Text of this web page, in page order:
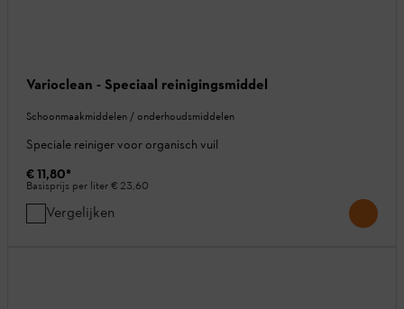
Varioclean - Speciaal reinigingsmiddel
Schoonmaakmiddelen / onderhoudsmiddelen
Speciale reiniger voor organisch vuil
€ 11,80*
Basisprijs per liter€ 23,60
Vergelijken